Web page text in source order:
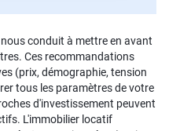
conduit à mettre en avant
Ces recommandations
(prix, démographie, tension
tous les paramètres de votre
d'investissement peuvent
L'immobilier locatif